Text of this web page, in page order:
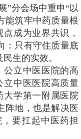
”分会场中重申“以
能筑牢中药质量根
成为业界共识，
：只有守住质量底
生的实效。
公立中医医院的高
立中医医院高质量
大学第一附属医院
阵地，也是解决医
要扛起中医药担